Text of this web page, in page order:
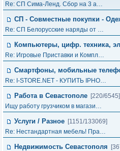
Re: СП Сима-Ленд. Сбор на 3 а…
СП - Совместные покупки -
Re: СП Белорусские наряды от …
Компьютеры, цифр. техника,
Re: Игровые Приставки и Компл…
Смартфоны, мобильные
Re: I-STORE.NET - КУПИТЬ IPHO…
Работа в Севастополе [220/6545]
Ищу работу грузчиком в магази…
Услуги / Разное [1151/133069]
Re: Нестандартная мебель! Пра…
Недвижимость Севастополя